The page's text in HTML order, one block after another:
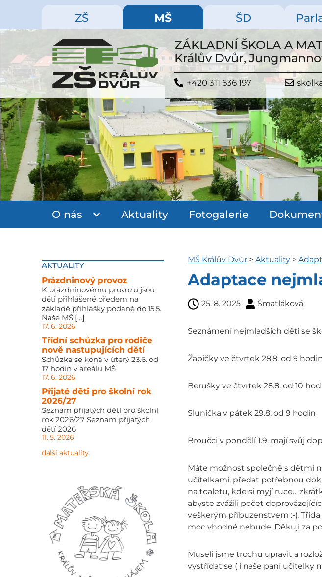
ZŠ MŠ ŠD
ZÁKLADNÍ ŠKOLA A
Králův Dvůr,
+420 311 636 197
O nás Aktuality Fotogalerie
AKTUALITY
Prázdninový provoz
K prázdninovému provozu jsou
děti přihlášené předem na
základě přihlášky podané do 15.5.
Naše MŠ […]
17. 6. 2026
Třídní schůzka pro rodiče
nově nastupujících dětí
Schůzka se koná v úterý 23.6. od
17 hodin v areálu MŠ
17. 6. 2026
Přijaté děti pro školní rok
2026/27
Seznam přijatých dětí pro školní
rok 2026/27 Seznam přijatých
dětí 2026
11. 5. 2026
další aktuality
MŠ Králův Dvůr> Aktuality>
Adaptace
25. 8. 2025 Šmatláková
Seznámení nejmladších dětí se
Žabičky ve čtvrtek 28.8. od 9 hodin
Berušky ve čtvrtek 28.8. od 10
Sluníčka v pátek 29.8. od 9 hodin
Broučci v pondělí 1.9. mají svůj
Máte možnost společně s dětmi
učitelkami, předat potřebnou
na toaletu, kde si myjí ruce…
abyste zvážili počet
veškerým příbuzenstvem :-).
moc vhodné nebude. Děkuji za
Museli jsme trochu upravit a
vystřídat se ( i naše paní učitelky